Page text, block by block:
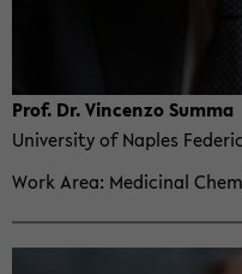
Prof. Dr. Vin­cenzo Summa
Uni­ver­sity of Naples
Work Area Med­i­c­i­nal